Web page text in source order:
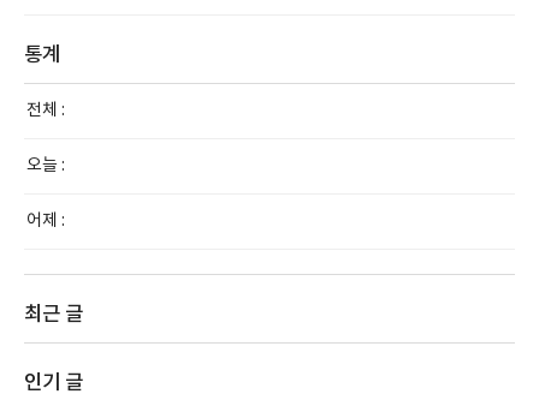
통계
전체 :
오늘 :
어제 :
최근 글
인기 글